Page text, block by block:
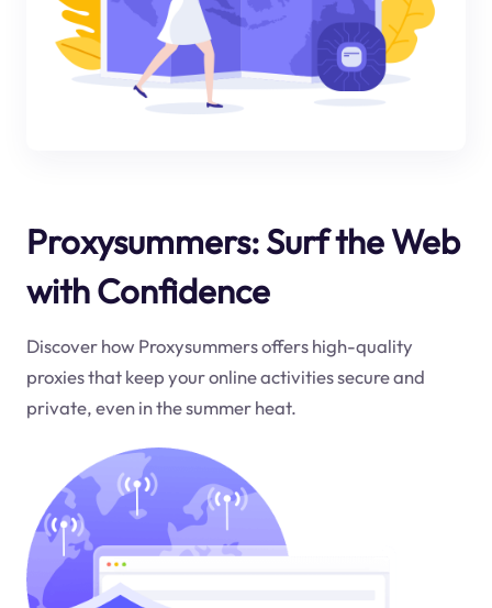
Proxysummers: Surf the Web
with Confidence
Discover how Proxysummers offers high-quality
proxies that keep your online activities secure and
private, even in the summer heat.